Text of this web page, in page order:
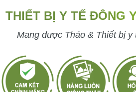
THIẾT BỊ Y TẾ ĐÔNG
Mang dược Thảo & Thiết bị y